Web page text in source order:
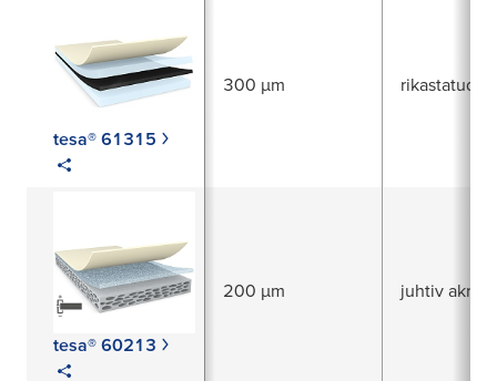
tesa® 61315
300 µm rikastatud
tesa® 60213
200 µm juhtiv akrüül